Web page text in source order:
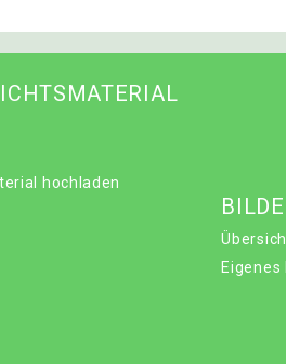
hochladen
Eigenes